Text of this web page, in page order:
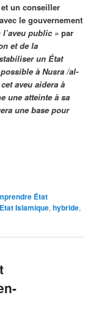
un conseiller
le gouvernement
l’aveu public » par
et de la
un État
possibleà Nusra /al-
cet aveu aidera à
une atteinte à sa
une base pour
État
Etat Islamique,hybride,